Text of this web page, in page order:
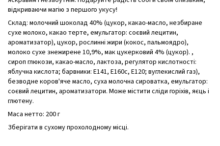
відкриваючи магію з першого укусу!
Склад: молочний шоколад 40% (цукор, какао-масло, незбиране
сухе молоко, какао терте, емульгатор: соєвий лецитин,
ароматизатор), цукор, рослинні жири (кокос, пальмоядро),
молоко сухе знежирене 10,9%, мак цукерковий 4% (цукор). ,
сироп глюкози, какао-масло, лактоза, регулятор кислотності:
яблучна кислота; барвники: E141, E160c, E120; вуглекислий газ),
безводне коров'яче масло, суха молочна сироватка, емульгатор:
соєвий лецитин, ароматизатори. Може містити сліди горіхів, яєць і
глютену.
Маса нетто: 200 г
Зберігати в сухому прохолодному місці.